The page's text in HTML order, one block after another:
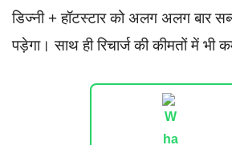
डिज्नी + हॉटस्टार को अलग अलग बार
पड़ेगा। साथ ही रिचार्ज की कीमतों में भी